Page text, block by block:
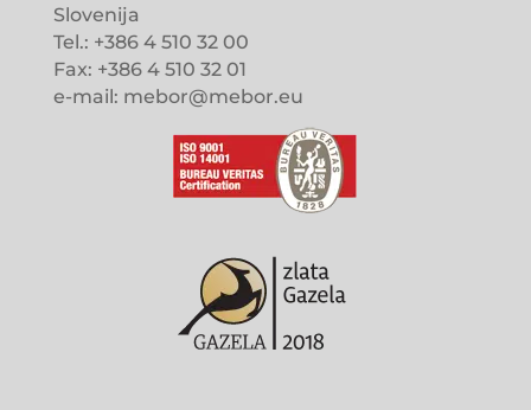
Slovenija
Tel.: +386 4 510 32 00
Fax: +386 4 510 32 01
e-mail: mebor@mebor.eu